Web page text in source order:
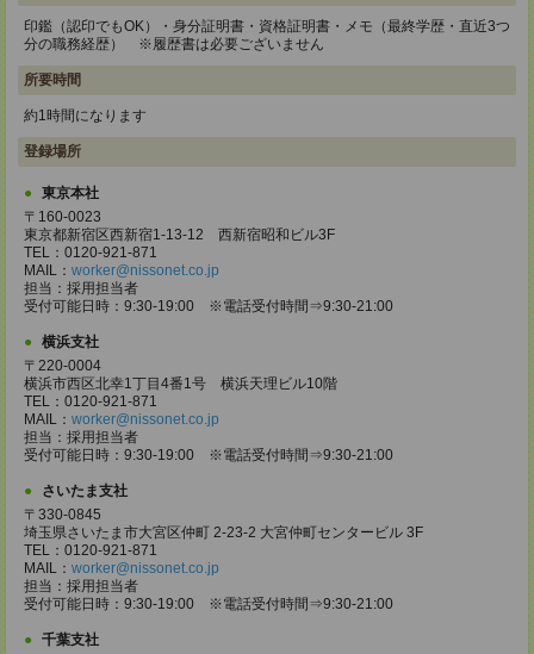
印鑑（認印でもOK）・身分証明書・資格証明書・メモ（最終学歴・直近3つ
分の職務経歴） ※履歴書は必要ございません
所要時間
約1時間になります
登録場所
東京本社
〒160-0023
東京都新宿区西新宿1-13-12 西新宿昭和ビル3F
TEL：0120-921-871
MAIL： worker@nissonet.co.jp
担当：採用担当者
受付可能日時：9:30-19:00 ※電話受付時間⇒9:30-21:00
横浜支社
〒220-0004
横浜市西区北幸1丁目4番1号 横浜天理ビル10階
TEL：0120-921-871
MAIL： worker@nissonet.co.jp
担当：採用担当者
受付可能日時：9:30-19:00 ※電話受付時間⇒9:30-21:00
さいたま支社
〒330-0845
埼玉県さいたま市大宮区仲町 2-23-2 大宮仲町センタービル 3F
TEL：0120-921-871
MAIL： worker@nissonet.co.jp
担当：採用担当者
受付可能日時：9:30-19:00 ※電話受付時間⇒9:30-21:00
千葉支社